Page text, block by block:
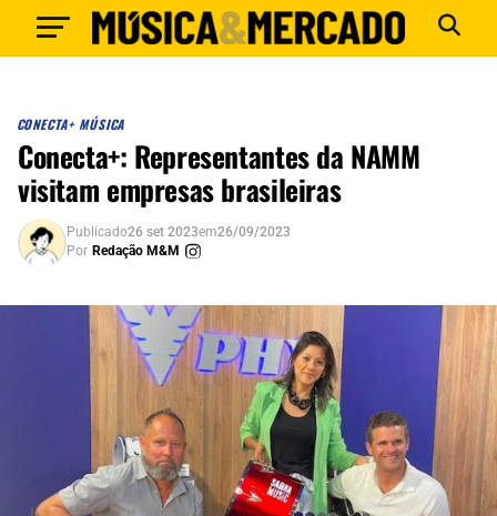
CONECTA+ MÚSICA
Conecta+: Representantes da NAMM
visitam empresas brasileiras
Publicado26 set 2023em26/09/2023
Por Redação M&M